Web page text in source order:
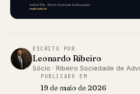
ESCRITO POR
Leonardo Ribeiro
Sócio · Ribeiro Sociedade de
PUBLICADO EM
19 de maio de 2026